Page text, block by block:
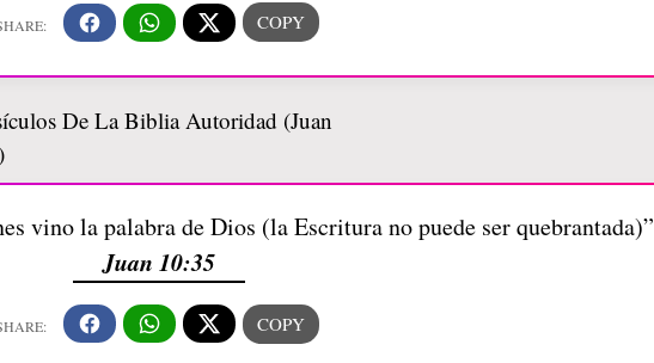
vino la palabra de Dios (la Escritura no puede ser quebrantada)”
Juan 10:35